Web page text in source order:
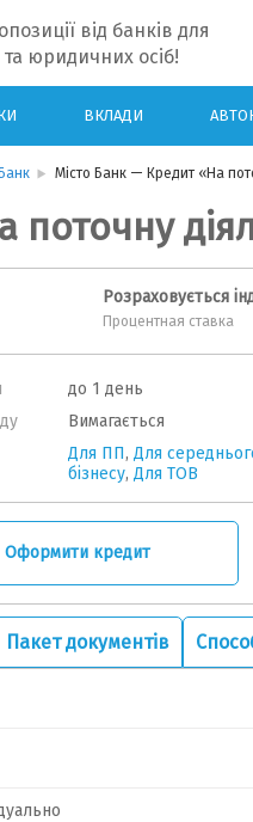
від банків для
юридичних осіб!
ВКЛАДИ
Мiсто Банк — Кредит «На
Процентная ставка
до 1 день
Вимагається
Для ПП, Для
бізнесу, Для ТОВ
Оформити кредит
Пакет документів